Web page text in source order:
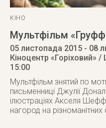
КІНО
Мультфільм
05 листопада 2015 - 08
Кіноцентр «Горіховий» /
15:00
Мультфільм знятий по
письменниці Джулії
ілюстраціях Акселя
нагород на